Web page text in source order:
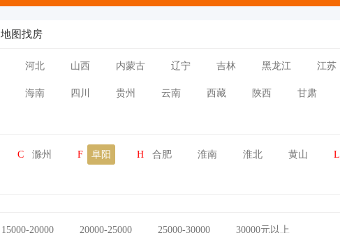
地图找房
河北 山西 内蒙古 辽宁 吉林 黑龙江 江苏
海南 四川 贵州 云南 西藏 陕西 甘肃
C 滁州 F 阜阳 H 合肥 淮南 淮北 黄山 L
15000-20000 20000-25000 25000-30000 30000元以上